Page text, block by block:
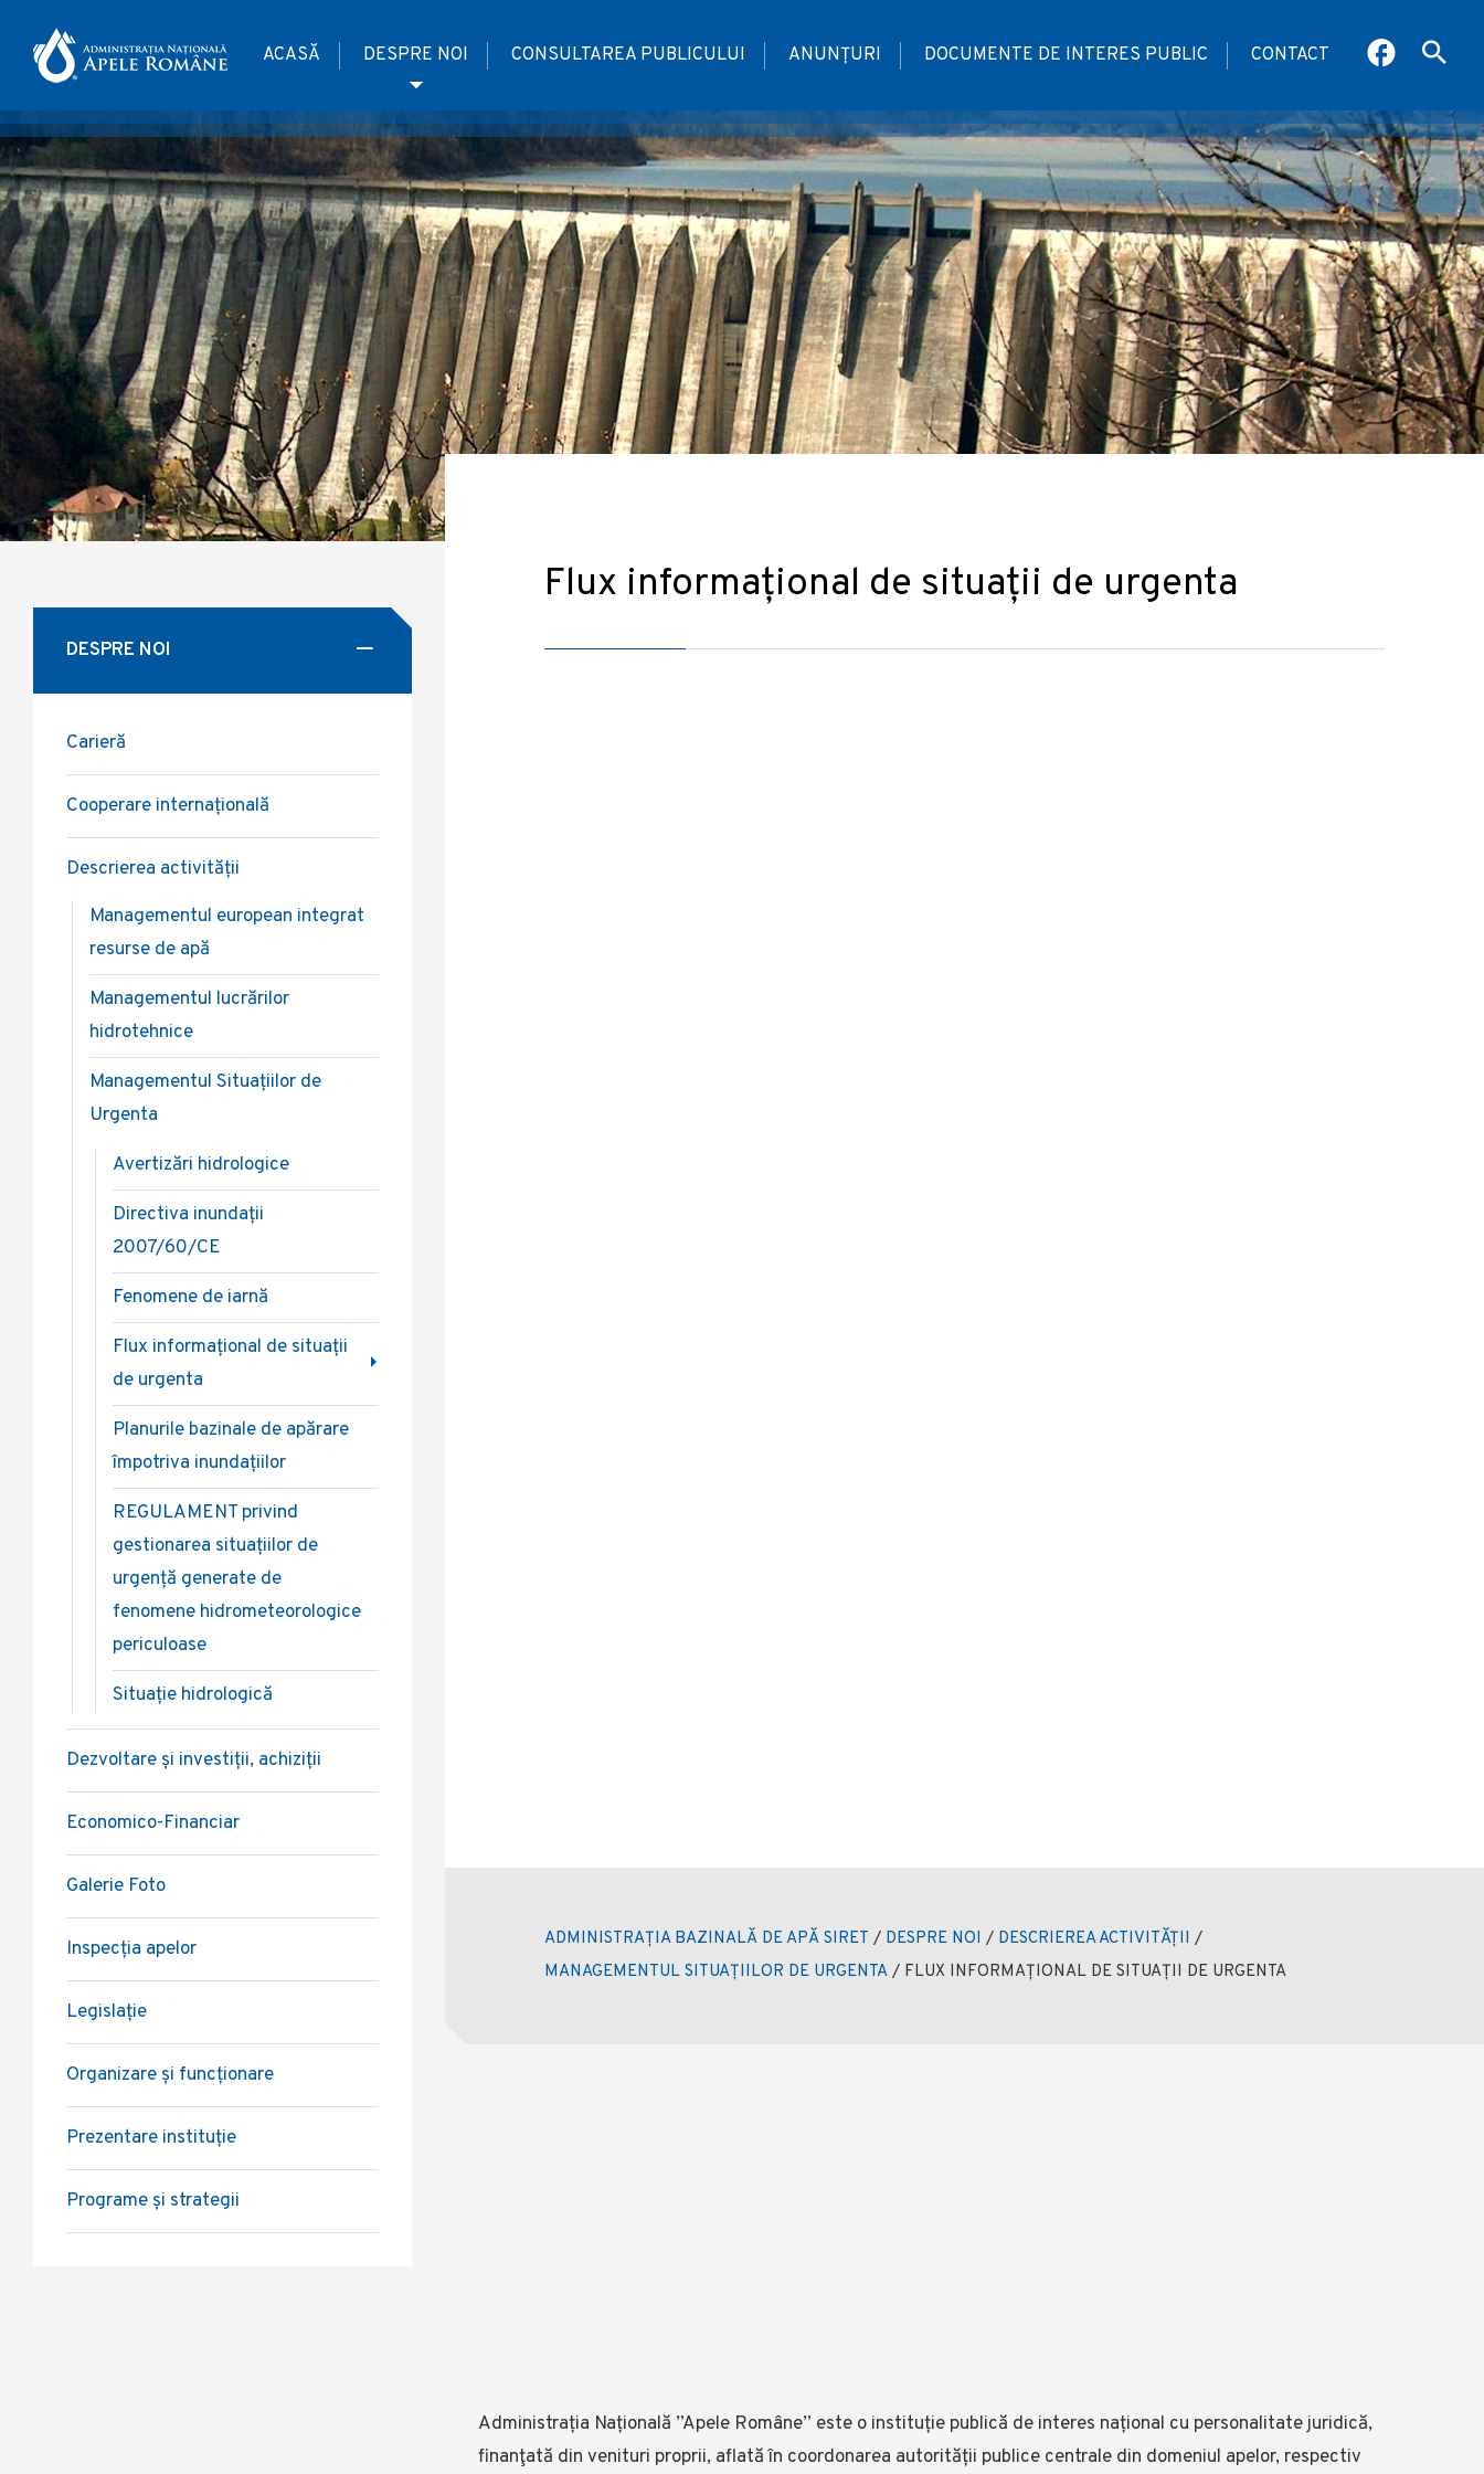
ACASĂ DESPRE NOI CONSULTAREA PUBLICULUI ANUNȚURI DOCUMENTE DE INTERES PUBLIC CONTACT
Flux informațional de situații de urgenta
ADMINISTRAȚIA BAZINALĂ DE APĂ SIRET / DESPRE NOI / DESCRIEREA ACTIVITĂȚII /
MANAGEMENTUL SITUAȚIILOR DE URGENTA / FLUX INFORMAȚIONAL DE SITUAȚII DE URGENTA
DESPRE NOI
Carieră
Cooperare internațională
Descrierea activității
Managementul european integrat
resurse de apă
Managementul lucrărilor
hidrotehnice
Managementul Situațiilor de
Urgenta
Avertizări hidrologice
Directiva inundații
2007/60/CE
Fenomene de iarnă
Flux informațional de situații
de urgenta
Planurile bazinale de apărare
împotriva inundațiilor
REGULAMENT privind
gestionarea situațiilor de
urgență generate de
fenomene hidrometeorologice
periculoase
Situație hidrologică
Dezvoltare și investiții, achiziții
Economico-Financiar
Galerie Foto
Inspecția apelor
Legislație
Organizare și funcționare
Prezentare instituție
Programe și strategii
Administrația Națională ”Apele Române” este o instituție publică de interes național cu personalitate juridică,
finanţată din venituri proprii, aflată în coordonarea autorității publice centrale din domeniul apelor, respectiv